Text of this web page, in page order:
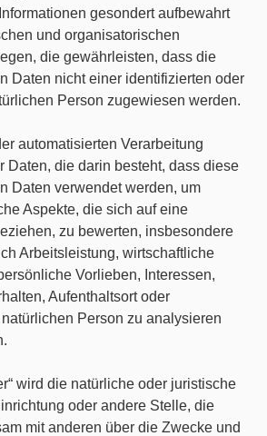
gesondert aufbewahrt
und organisatorischen
die gewährleisten, dass die
Daten nicht einer identifizierten oder
Person zugewiesen werden.
automatisierten Verarbeitung
Daten, die darin besteht, dass diese
Daten verwendet werden, um
Aspekte, die sich auf eine
zu bewerten, insbesondere
Arbeitsleistung, wirtschaftliche
Vorlieben, Interessen,
Aufenthaltsort oder
Person zu analysieren
wird die natürliche oder juristische
oder andere Stelle, die
mit anderen über die Zwecke und